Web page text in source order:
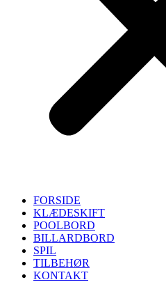
FORSIDE
KLÆDESKIFT
POOLBORD
BILLARDBORD
SPIL
TILBEHØR
KONTAKT